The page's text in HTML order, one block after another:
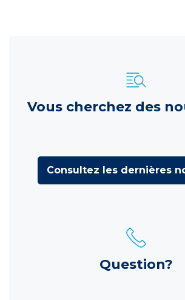
Vous cherchez des
Consultez les dernières
Question?